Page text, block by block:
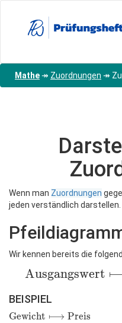
Mathe↠ Zuordnungen ↠
Wenn man Zuordnungen
jeden verständlich darstellen.
Wir kennen bereits die
Ausgangswert
BEISPIEL
Gewicht ⟼ Preis